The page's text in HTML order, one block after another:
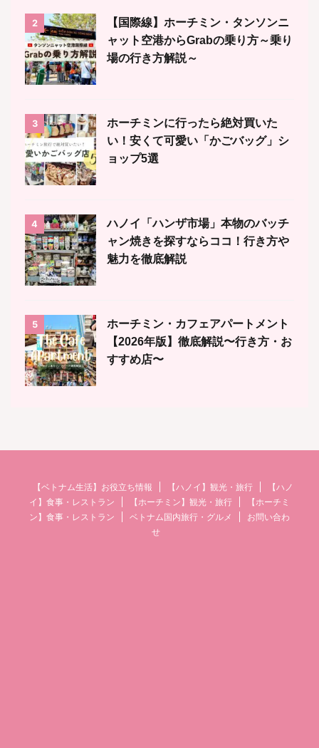
2
【国際線】ホーチミン・タンソンニ
ャット空港からGrabの乗り方～乗り
場の行き方解説～
3
ホーチミンに行ったら絶対買いた
い！安くて可愛い「かごバッグ」シ
ョップ5選
4
ハノイ「ハンザ市場」本物のバッチ
ャン焼きを探すならココ！行き方や
魅力を徹底解説
5
ホーチミン・カフェアパートメント
【2026年版】徹底解説〜行き方・お
すすめ店〜
【ベトナム生活】お役立ち情報 【ハノイ】観光・旅行
【ハノ
イ】食事・レストラン
【ホーチミン】観光・旅行
【ホーチミ
ン】食事・レストラン
ベトナム国内旅行・グルメ
お問い合わ
せ